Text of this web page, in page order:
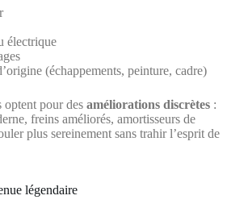
électrique
(échappements, peinture, cadre)
pour des améliorations discrètes :
freins améliorés, amortisseurs de
plus sereinement sans trahir l’esprit de
légendaire